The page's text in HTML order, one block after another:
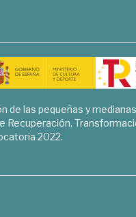
de las pequeñas y
Recuperación,
2022.